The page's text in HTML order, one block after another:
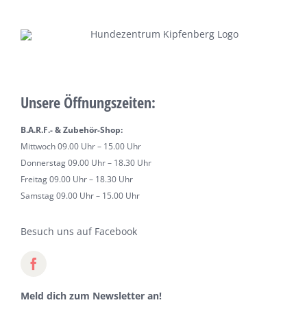
Unsere Öffnungszeiten:
B.A.R.F.- & Zubehör-Shop:
Mittwoch 09.00 Uhr – 15.00 Uhr
Donnerstag 09.00 Uhr – 18.30 Uhr
Freitag 09.00 Uhr – 18.30 Uhr
Samstag 09.00 Uhr – 15.00 Uhr
Besuch uns auf Facebook
Meld dich zum Newsletter an!